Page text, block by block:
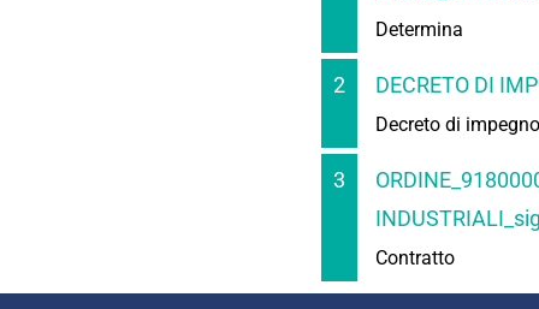
Determina
2 DECRETO DI
Decreto di impegno
3
Contratto